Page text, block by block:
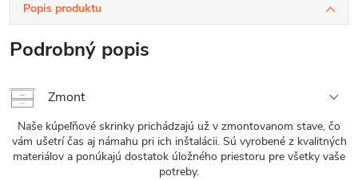
Popis produktu
Podrobný popis
Zmont
Naše kúpeľňové skrinky prichádzajú už v zmontovanom stave, čo
vám ušetrí čas aj námahu pri ich inštalácii. Sú vyrobené z kvalitných
materiálov a ponúkajú dostatok úložného priestoru pre všetky vaše
potreby.